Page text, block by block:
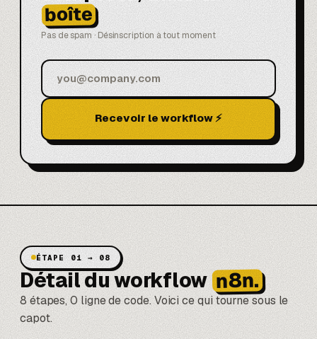
boîte
Pas de spam · Désinscription à tout moment
Recevoir le workflow ⚡
ÉTAPE 01 → 08
Détail du workflow n8n.
8 étapes, 0 ligne de code. Voici ce qui tourne sous le
capot.